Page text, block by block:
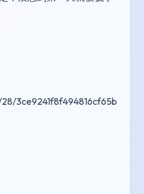
3ce9241f8f494816cf65b